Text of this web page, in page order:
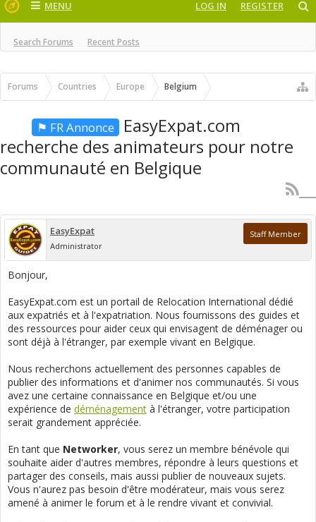
MENU
Search Forums Recent Posts
LOG IN REGISTER
Forums Countries Europe Belgium
⚑ FR Annonce
EasyExpat.com
recherche des animateurs pour notre
communauté en Belgique
EasyExpat
Administrator
Staff Member
Bonjour,
EasyExpat.com est un portail de Relocation International dédié
aux expatriés et à l'expatriation. Nous fournissons des guides et
des ressources pour aider ceux qui envisagent de déménager ou
sont déjà à l'étranger, par exemple vivant en Belgique.
Nous recherchons actuellement des personnes capables de
publier des informations et d'animer nos communautés. Si vous
avez une certaine connaissance en Belgique et/ou une
expérience de déménagement à l'étranger, votre participation
serait grandement appréciée.
En tant que Networker, vous serez un membre bénévole qui
souhaite aider d'autres membres, répondre à leurs questions et
partager des conseils, mais aussi publier de nouveaux sujets.
Vous n'aurez pas besoin d'être modérateur, mais vous serez
amené à animer le forum et à le rendre vivant et convivial.